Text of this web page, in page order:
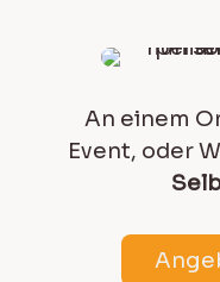
An einem
Event, oder